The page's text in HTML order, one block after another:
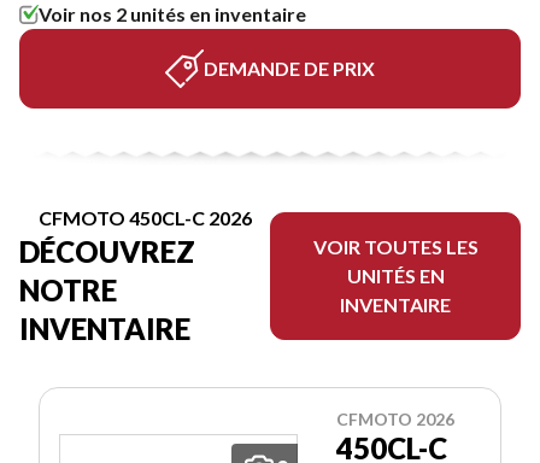
Voir nos 2 unités en inventaire
DEMANDE DE PRIX
CFMOTO 450CL-C 2026
DÉCOUVREZ
NOTRE
INVENTAIRE
VOIR TOUTES LES
UNITÉS EN
INVENTAIRE
CFMOTO 2026
450CL-C